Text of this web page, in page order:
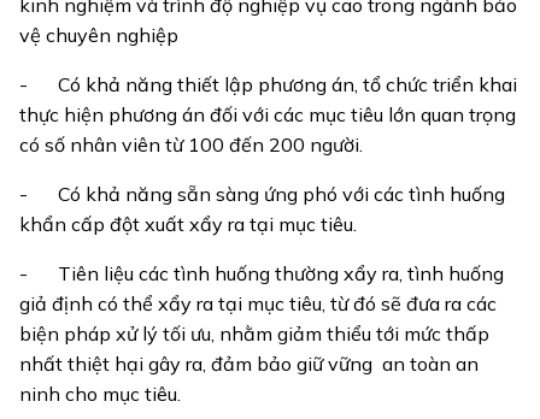
kinh nghiệm và trình độ nghiệp vụ cao trong ngành bảo
vệ chuyên nghiệp
-
Có khả năng thiết lập phương án, tổ chức triển khai
thực hiện phương án đối với các mục tiêu lớn quan trọng
có số nhân viên từ 100 đến 200 người.
-
Có khả năng sẵn sàng ứng phó với các tình huống
khẩn cấp đột xuất xẩy ra tại mục tiêu.
-
Tiên liệu các tình huống thường xẩy ra, tình huống
giả định có thể xẩy ra tại mục tiêu, từ đó sẽ đưa ra các
biện pháp xử lý tối ưu, nhằm giảm thiểu tới mức thấp
nhất thiệt hại gây ra, đảm bảo giữ vững an toàn an
ninh cho mục tiêu.